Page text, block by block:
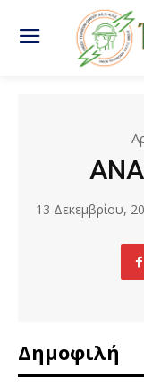
13 Δεκεμβρίου,
Δημοφιλή